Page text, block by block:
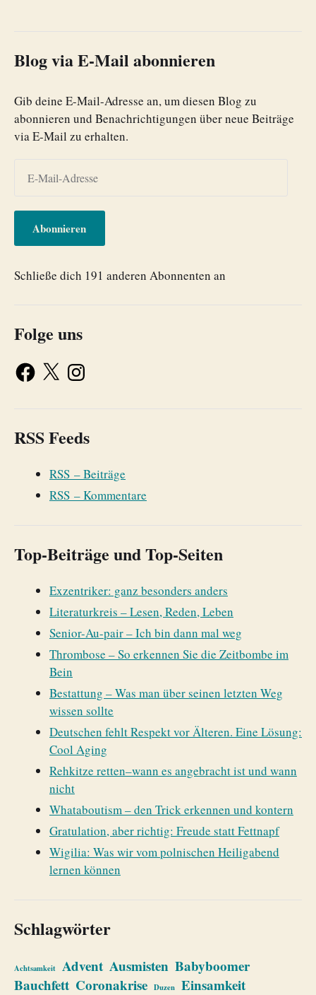
Blog via E-Mail abonnieren
Gib deine E-Mail-Adresse an, um diesen Blog zu
abonnieren und Benachrichtigungen über neue Beiträge
via E-Mail zu erhalten.
Abonnieren
Schließe dich 191 anderen Abonnenten an
Folge uns
RSS Feeds
RSS – Beiträge
RSS – Kommentare
Top-Beiträge und Top-Seiten
Exzentriker: ganz besonders anders
Literaturkreis – Lesen, Reden, Leben
Senior-Au-pair – Ich bin dann mal weg
Thrombose – So erkennen Sie die Zeitbombe im
Bein
Bestattung – Was man über seinen letzten Weg
wissen sollte
Deutschen fehlt Respekt vor Älteren. Eine Lösung:
Cool Aging
Rehkitze retten–wann es angebracht ist und wann
nicht
Whataboutism – den Trick erkennen und kontern
Gratulation, aber richtig: Freude statt Fettnapf
Wigilia: Was wir vom polnischen Heiligabend
lernen können
Schlagwörter
Achtsamkeit Advent Ausmisten Babyboomer
Bauchfett Coronakrise Duzen Einsamkeit